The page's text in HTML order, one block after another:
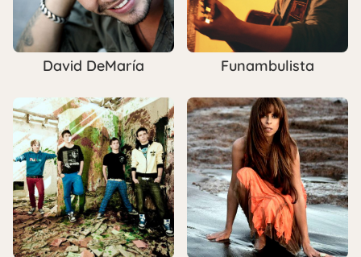
David DeMaría Funambulista